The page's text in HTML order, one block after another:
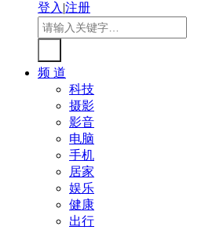
登入|注册
频 道
科技
摄影
影音
电脑
手机
居家
娱乐
健康
出行